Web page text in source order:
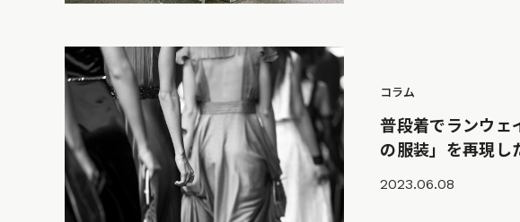
コラム
普段着でランウェ
の服装」を再現し
2023.06.08